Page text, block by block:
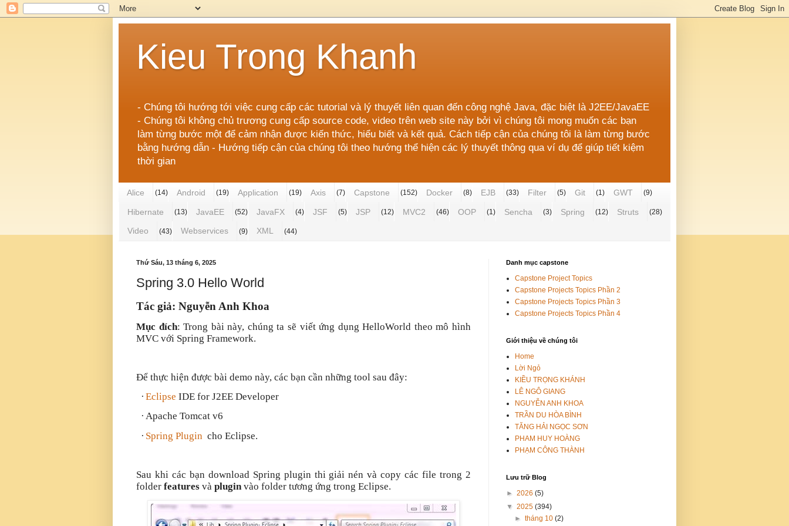
Kieu Trong Khanh
- Chúng tôi hướng tới việc cung cấp các tutorial và lý thuyết liên quan đến công nghệ Java, đặc biệt là J2EE/JavaEE
- Chúng tôi không chủ trương cung cấp source code, video trên web site này bởi vì chúng tôi mong muốn các bạn
làm từng bước một để cảm nhận được kiến thức, hiểu biết và kết quả. Cách tiếp cận của chúng tôi là làm từng bước
bằng hướng dẫn - Hướng tiếp cận của chúng tôi theo hướng thể hiện các lý thuyết thông qua ví dụ để giúp tiết kiệm
thời gian
Alice (14) Android (19) Application (19) Axis (7) Capstone (152) Docker (8) EJB (33) Filter (5) Git (1) GWT (9)
Hibernate (13) JavaEE (52) JavaFX (4) JSF (5) JSP (12) MVC2 (46) OOP (1) Sencha (3) Spring (12) Struts (28)
Video (43) Webservices (9) XML (44)
Thứ Sáu, 13 tháng 6, 2025
Spring 3.0 Hello World
Tác giả: Nguyễn Anh Khoa
Mục đích: Trong bài này, chúng ta sẽ viết ứng dụng HelloWorld theo mô hình
MVC với Spring Framework.
Để thực hiện được bài demo này, các bạn cần những tool sau đây:
· Eclipse IDE for J2EE Developer
· Apache Tomcat v6
· Spring Plugin cho Eclipse.
Sau khi các bạn download Spring plugin thi giải nén và copy các file trong 2
folder features và pluginvào folder tương ứng trong Eclipse.
Danh mục capstone
Capstone Project Topics
Capstone Projects Topics Phần 2
Capstone Projects Topics Phần 3
Capstone Projects Topics Phần 4
Giới thiệu về chúng tôi
Home
Lời Ngỏ
KIỀU TRỌNG KHÁNH
LÊ NGÔ GIANG
NGUYỄN ANH KHOA
TRẦN DU HÒA BÌNH
TĂNG HẢI NGỌC SƠN
PHAM HUY HOÀNG
PHẠM CÔNG THÀNH
Lưu trữ Blog
► 2026 (5)
▼ 2025 (394)
►tháng 10(2)